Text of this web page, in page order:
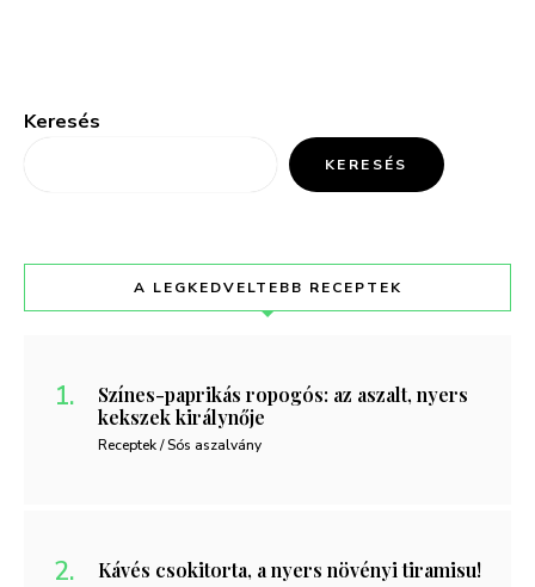
Keresés
KERESÉS
A LEGKEDVELTEBB RECEPTEK
Színes-paprikás ropogós: az aszalt, nyers
kekszek királynője
Receptek / Sós aszalvány
Kávés csokitorta, a nyers növényi tiramisu!